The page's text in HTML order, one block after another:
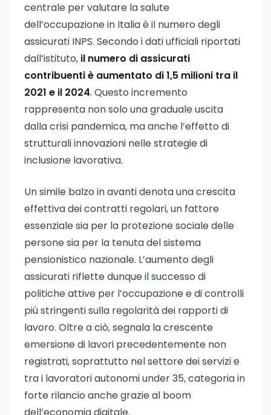
centrale per valutare la salute
dell’occupazione in Italia è il numero degli
assicurati INPS. Secondo i dati ufficiali riportati
dall’istituto, il numero di assicurati
contribuenti è aumentato di 1,5 milioni tra il
2021 e il 2024. Questo incremento
rappresenta non solo una graduale uscita
dalla crisi pandemica, ma anche l’effetto di
strutturali innovazioni nelle strategie di
inclusione lavorativa.
Un simile balzo in avanti denota una crescita
effettiva dei contratti regolari, un fattore
essenziale sia per la protezione sociale delle
persone sia per la tenuta del sistema
pensionistico nazionale. L’aumento degli
assicurati riflette dunque il successo di
politiche attive per l’occupazione e di controlli
più stringenti sulla regolarità dei rapporti di
lavoro. Oltre a ciò, segnala la crescente
emersione di lavori precedentemente non
registrati, soprattutto nel settore dei servizi e
tra i lavoratori autonomi under 35, categoria in
forte rilancio anche grazie al boom